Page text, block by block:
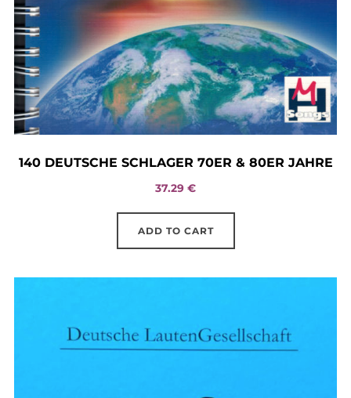
140 DEUTSCHE SCHLAGER 70ER & 80ER JAHRE
37.29 €
ADD TO CART